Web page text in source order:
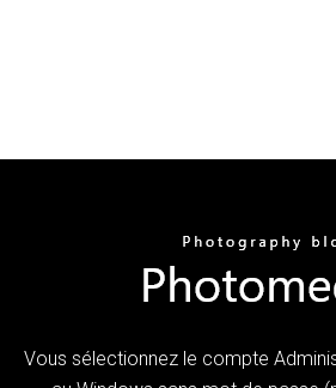
Vous sélectionnez le compte